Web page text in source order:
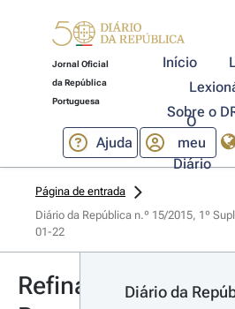
Jornal Oficial
da República
Portuguesa
Início
Sobre o
Ajuda
O
meu
Diário
Página de entrada
Diário da República n.º 15/2015, 1º
01-22
Refinar
Diário da